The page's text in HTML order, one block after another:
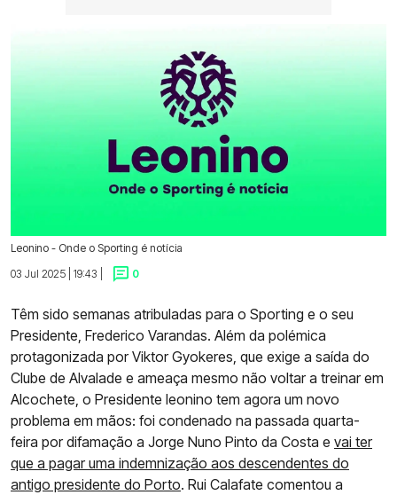
Leonino - Onde o Sporting é notícia
03 Jul 2025 | 19:43 |
0
Têm sido semanas atribuladas para o Sporting e o seu
Presidente, Frederico Varandas. Além da polémica
protagonizada por Viktor Gyokeres, que exige a saída do
Clube de Alvalade e ameaça mesmo não voltar a treinar em
Alcochete, o Presidente leonino tem agora um novo
problema em mãos: foi condenado na passada quarta-
feira por difamação a Jorge Nuno Pinto da Costa e vai ter
que a pagar uma indemnização aos descendentes do
antigo presidente do Porto. Rui Calafate comentou a